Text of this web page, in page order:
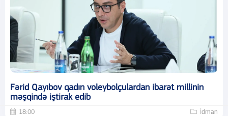
Fərid Qayıbov qadın voleybolçulardan ibarət millinin
məşqində iştirak edib
18:00 İdman